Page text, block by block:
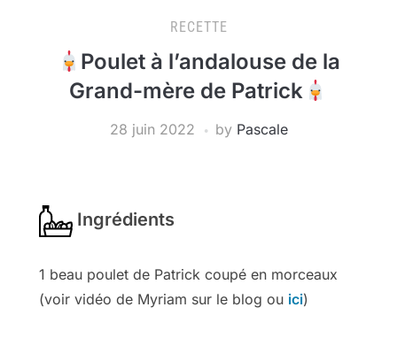
RECETTE
Poulet à l’andalouse de la
Grand-mère de Patrick
28 juin 2022 by Pascale
Ingrédients
1 beau poulet de Patrick coupé en morceaux
(voir vidéo de Myriam sur le blog ou ici)